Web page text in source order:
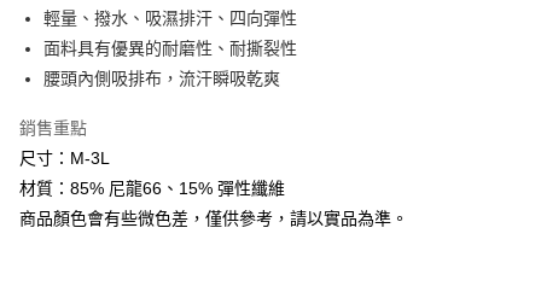
ATM／網路銀行／等多元方式進行付款，方視為交易完成。
購買商品的店家。未經商家同意取消之訂單仍視為有效，需透過AFTEE先享
後付繳納相關費用。
是否繳費成功／繳費後需取消欲退款等相關疑問，請聯繫「AFTEE先享後付
客戶支援中心」
【注意事項】
１．透過由恩沛科技股份有限公司提供之「AFTEE先享後付」服務完成之交
易，需依本服務之必要範圍內提供個人資料，並將交易相關給付款項請求債
每筆NT$60，滿NT$799(含以上)免運費
免運費
貨到付款
輕量、撥水、吸濕排汗、四向彈性
面料具有優異的耐磨性、耐撕裂性
腰頭內側吸排布，流汗瞬吸乾爽
銷售重點
尺寸：M-3L
材質：85% 尼龍66、15% 彈性纖維
商品顏色會有些微色差，僅供參考，請以實品為準。